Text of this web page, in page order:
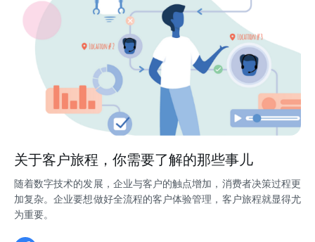
关于客户旅程，你需要了解的那些事儿
随着数字技术的发展，企业与客户的触点增加，消费者决策过程更
加复杂。企业要想做好全流程的客户体验管理，客户旅程就显得尤
为重要。